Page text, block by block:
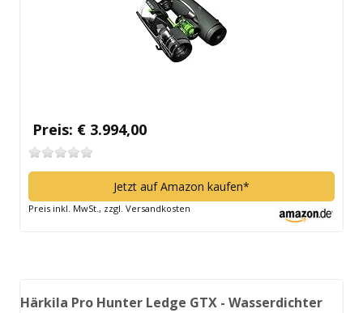
Preis: € 3.994,00
Jetzt auf Amazon kaufen*
Preis inkl. MwSt., zzgl. Versandkosten
Härkila Pro Hunter Ledge GTX - Wasserdichter